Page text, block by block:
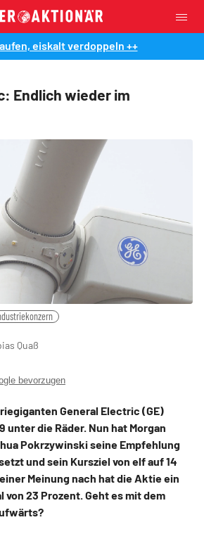
eiskalt verdoppeln ++
Endlich wieder im
Quaß
bevorzugen
General Electric (GE)
unter die Räder. Nun hat Morgan
Pokrzywinski seine Empfehlung
und sein Kursziel von elf auf 14
Meinung nach hat die Aktie ein
von 23 Prozent. Geht es mit dem